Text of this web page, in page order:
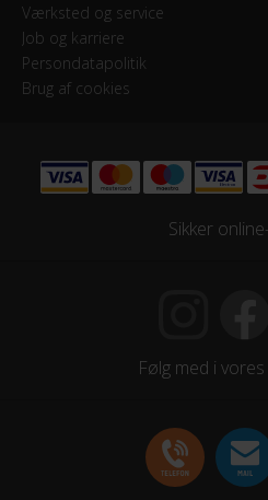
Kassette
Shimano 105 CS-5800 - 11-28T
Samlet antal gear
Continental Grand Sport Race
Værksted og service
Job og karriere
Persondatapolitik
Brug af cookies
Sikker
Følg med i